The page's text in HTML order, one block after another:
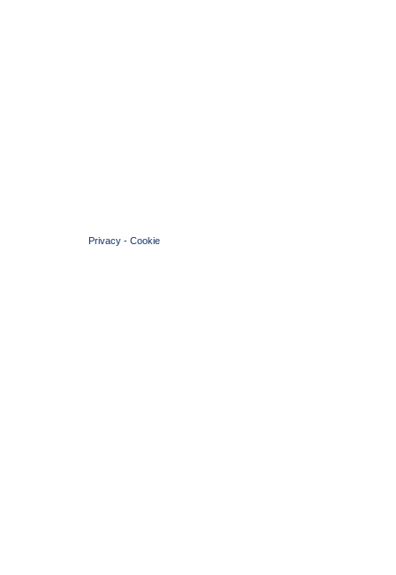
Privacy - Cookie